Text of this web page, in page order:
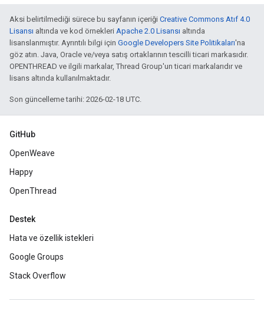
Aksi belirtilmediği sürece bu sayfanın içeriği Creative Commons Atıf 4.0
Lisansı altında ve kod örnekleri Apache 2.0 Lisansı altında
lisanslanmıştır. Ayrıntılı bilgi için Google Developers Site Politikaları'na
göz atın. Java, Oracle ve/veya satış ortaklarının tescilli ticari markasıdır.
OPENTHREAD ve ilgili markalar, Thread Group'un ticari markalarıdır ve
lisans altında kullanılmaktadır.
Son güncelleme tarihi: 2026-02-18 UTC.
GitHub
OpenWeave
Happy
OpenThread
Destek
Hata ve özellik istekleri
Google Groups
Stack Overflow